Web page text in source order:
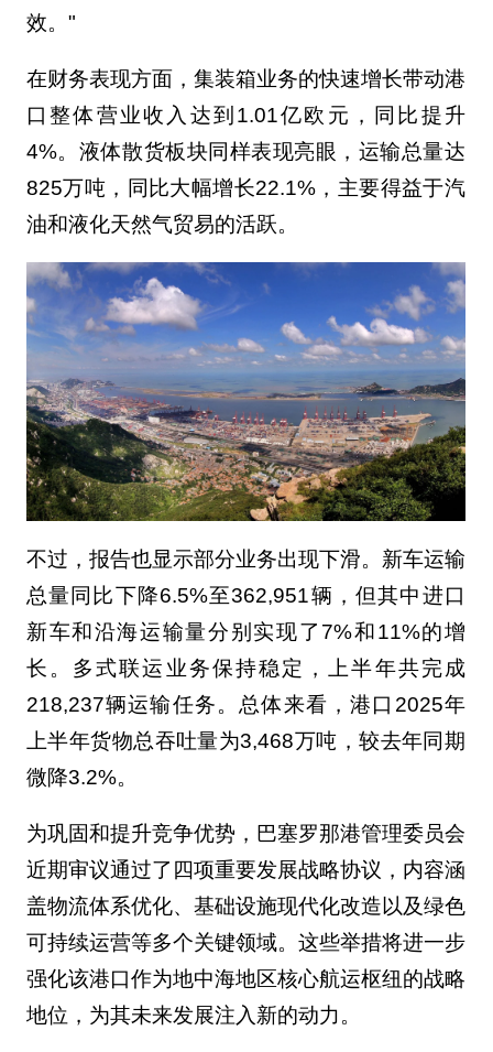
效。"
在财务表现方面，集装箱业务的快速增长带动港
口整体营业收入达到1.01亿欧元，同比提升
4%。液体散货板块同样表现亮眼，运输总量达
825万吨，同比大幅增长22.1%，主要得益于汽
油和液化天然气贸易的活跃。
不过，报告也显示部分业务出现下滑。新车运输
总量同比下降6.5%至362,951辆，但其中进口
新车和沿海运输量分别实现了7%和11%的增
长。多式联运业务保持稳定，上半年共完成
218,237辆运输任务。总体来看，港口2025年
上半年货物总吞吐量为3,468万吨，较去年同期
微降3.2%。
为巩固和提升竞争优势，巴塞罗那港管理委员会
近期审议通过了四项重要发展战略协议，内容涵
盖物流体系优化、基础设施现代化改造以及绿色
可持续运营等多个关键领域。这些举措将进一步
强化该港口作为地中海地区核心航运枢纽的战略
地位，为其未来发展注入新的动力。